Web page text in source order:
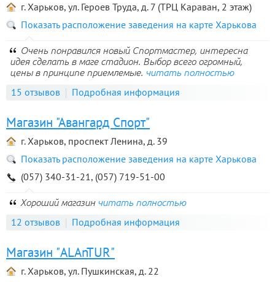
г. Харьков, ул. Героев Труда, д. 7 (ТРЦ Караван, 2 этаж)
Показать расположение заведения на карте Харькова
Очень понравился новый Спортмастер, интересна
идея сделать в маге стадион. Выбор всего огромный,
цены в принципе приемлемые. читать полностью
15 отзывов Подробная информация
Магазин "Авангард Спорт"
г. Харьков, проспект Ленина, д. 39
Показать расположение заведения на карте Харькова
(057) 340-31-21, (057) 719-51-00
Хороший магазин читать полностью
12 отзывов Подробная информация
Магазин "ALAnTUR"
г. Харьков, ул. Пушкинская, д. 22